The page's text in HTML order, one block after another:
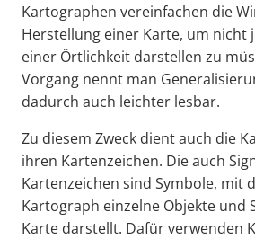
Kartographen vereinfachen die
Herstellung einer Karte, um nicht
einer Örtlichkeit darstellen zu
Vorgang nennt man
dadurch auch leichter lesbar.
Zu diesem Zweck dient auch die
ihren Kartenzeichen. Die auch
Kartenzeichen sind Symbole, mit
Kartograph einzelne Objekte und
Karte darstellt. Dafür verwenden